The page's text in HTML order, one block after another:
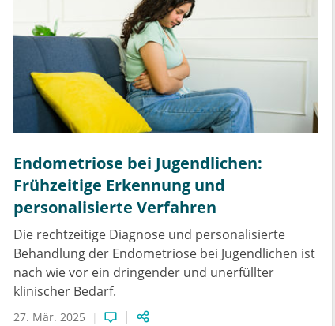
Endometriose bei Jugendlichen:
Frühzeitige Erkennung und
personalisierte Verfahren
Die rechtzeitige Diagnose und personalisierte
Behandlung der Endometriose bei Jugendlichen ist
nach wie vor ein dringender und unerfüllter
klinischer Bedarf.
27. Mär. 2025